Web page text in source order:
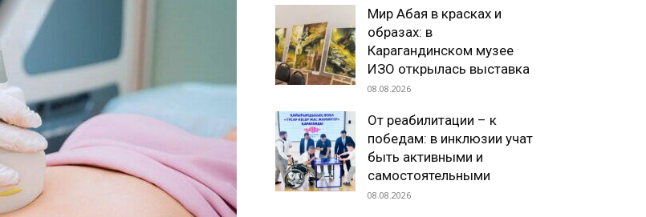
Мир Абая в красках и
образах: в
Карагандинском музее
ИЗО открылась выставка
08.08.2026
От реабилитации – к
победам: в инклюзии учат
быть активными и
самостоятельными
08.08.2026